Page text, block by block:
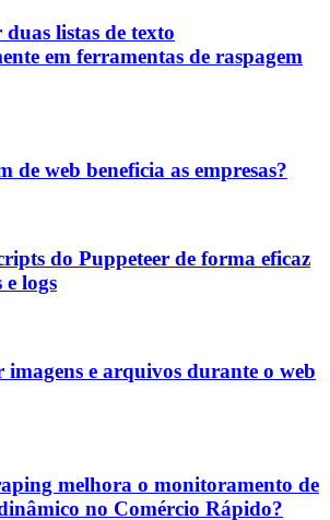
listas de texto
em ferramentas de raspagem
de web beneficia as empresas?
do Puppeteer de forma eficaz
e logs
imagens e arquivos durante o web
melhora o monitoramento de
no Comércio Rápido?